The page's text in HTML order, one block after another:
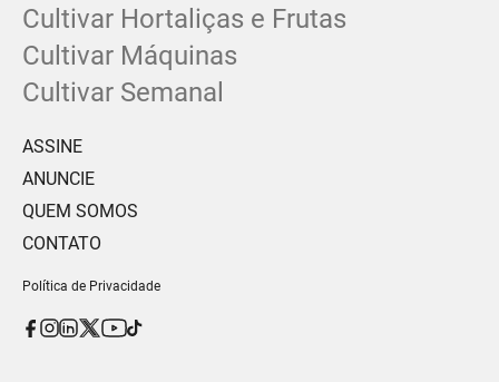
Cultivar Hortaliças e Frutas
Cultivar Máquinas
Cultivar Semanal
ASSINE
ANUNCIE
QUEM SOMOS
CONTATO
Política de Privacidade